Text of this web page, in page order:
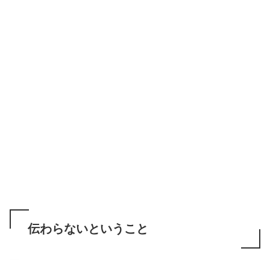
伝わらないということ